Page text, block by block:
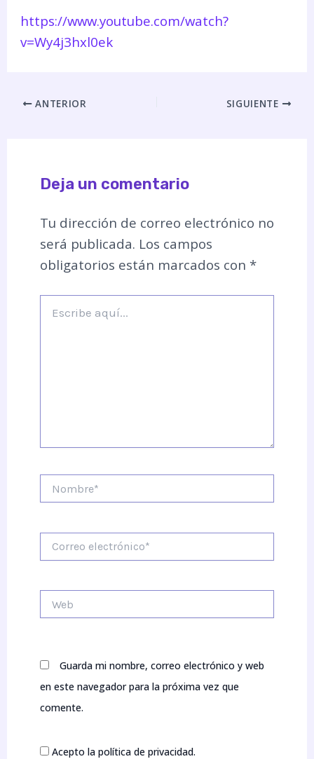
https://www.youtube.com/watch?
v=Wy4j3hxl0ek
ANTERIOR SIGUIENTE
Deja un comentario
Tu dirección de correo electrónico no
será publicada. Los campos
obligatorios están marcados con *
aquí...
electrónico*
Guarda mi nombre, correo electrónico y web
en este navegador para la próxima vez que
comente.
Acepto la política de privacidad.